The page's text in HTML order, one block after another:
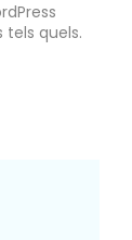
quels.